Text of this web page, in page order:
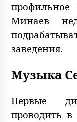
профильное
Минаев
заведения.
Музыка
Первые
проводить